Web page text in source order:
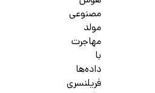
مصنوعی
مولد
مهاجرت
با
داده‌ها
فریلنسری